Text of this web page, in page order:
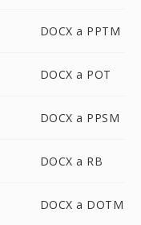
DOCX a PPTM
DOCX a POT
DOCX a PPSM
DOCX a RB
DOCX a DOTM